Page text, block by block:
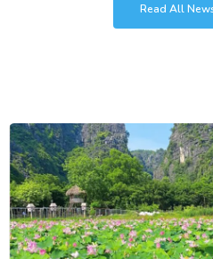
Read All